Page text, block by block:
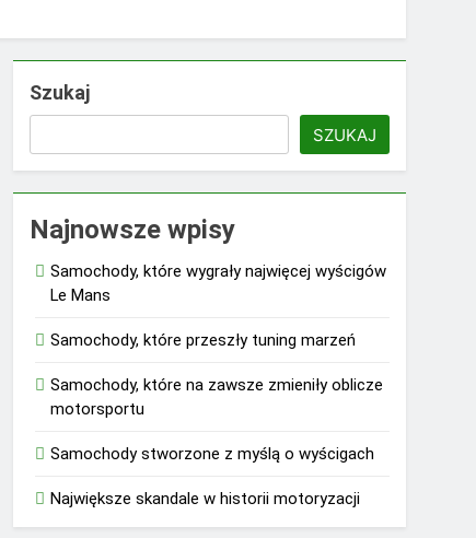
Szukaj
SZUKAJ
Najnowsze wpisy
Samochody, które wygrały najwięcej wyścigów
Le Mans
Samochody, które przeszły tuning marzeń
Samochody, które na zawsze zmieniły oblicze
motorsportu
Samochody stworzone z myślą o wyścigach
Największe skandale w historii motoryzacji